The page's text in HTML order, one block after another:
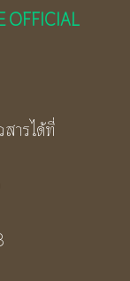
OFFICIAL
ารได้ที่